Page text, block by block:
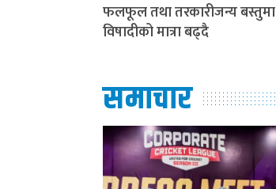
फलफूल तथा तरकारीजन्य बस्तुमा
विषादीको मात्रा बढ्दै
समाचार